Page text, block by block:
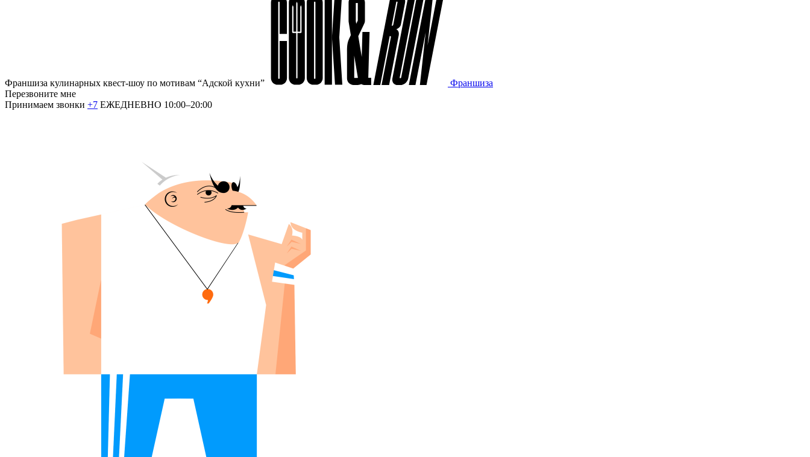
Франшиза кулинарных квест-шоу по мотивам “Адской кухни”
Франшиза
Перезвоните мне
Принимаем звонки +7 ЕЖЕДНЕВНО 10:00–20:00